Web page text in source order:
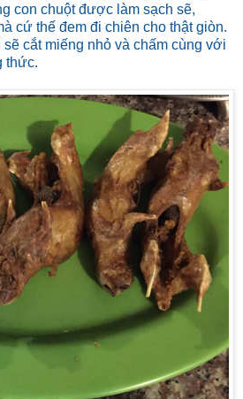
con chuột được làm sạch sẽ,
cứ thế đem đi chiên cho thật giòn.
cắt miếng nhỏ và chấm cùng với
thức.